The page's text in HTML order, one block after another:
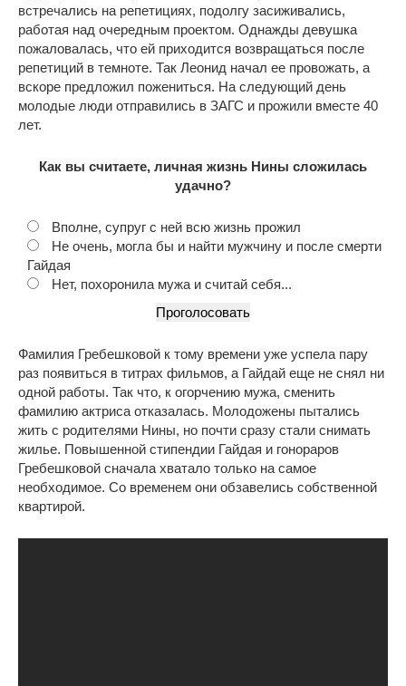
встречались на репетициях, подолгу засиживались,
работая над очередным проектом. Однажды девушка
пожаловалась, что ей приходится возвращаться после
репетиций в темноте. Так Леонид начал ее провожать, а
вскоре предложил пожениться. На следующий день
молодые люди отправились в ЗАГС и прожили вместе 40
лет.
Как вы считаете, личная жизнь Нины сложилась
удачно?
Вполне, супруг с ней всю жизнь прожил
Не очень, могла бы и найти мужчину и после смерти
Гайдая
Нет, похоронила мужа и считай себя...
Фамилия Гребешковой к тому времени уже успела пару
раз появиться в титрах фильмов, а Гайдай еще не снял ни
одной работы. Так что, к огорчению мужа, сменить
фамилию актриса отказалась. Молодожены пытались
жить с родителями Нины, но почти сразу стали снимать
жилье. Повышенной стипендии Гайдая и гонораров
Гребешковой сначала хватало только на самое
необходимое. Со временем они обзавелись собственной
квартирой.